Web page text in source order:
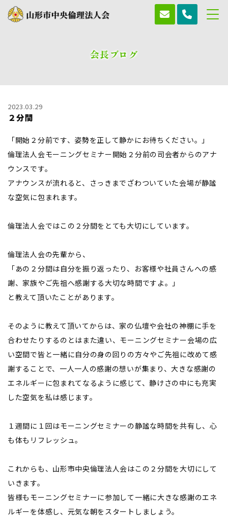
会長ブログ
2023.03.29
２分間
「開始２分前です、姿勢を正して静かにお待ちください。」
倫理法人会モーニングセミナー開始２分前の司会者からのアナ
ウンスです。
アナウンスが流れると、さっきまでざわついていた会場が静謐
な空気に包まれます。
倫理法人会ではこの２分間をとても大切にしています。
倫理法人会の先輩から、
「あの２分間は自分を振り返ったり、お客様や社員さんへの感
謝、家族やご先祖へ感謝する大切な時間ですよ。」
と教えて頂いたことがあります。
そのように教えて頂いてからは、家の仏壇や会社の神棚に手を
合わせたりするのとはまた違い、モーニングセミナー会場の広
い空間で皆と一緒に自分の身の回りの方々やご先祖に改めて感
謝することで、一人一人の感謝の想いが集まり、大きな感謝の
エネルギーに包まれてなるように感じて、静けさの中にも充実
した空気を私は感じます。
１週間に１回はモーニングセミナーの静謐な時間を共有し、心
も体もリフレッシュ。
これからも、山形市中央倫理法人会はこの２分間を大切にして
いきます。
皆様もモーニングセミナーに参加して一緒に大きな感謝のエネ
ルギーを体感し、元気な朝をスタートしましょう。